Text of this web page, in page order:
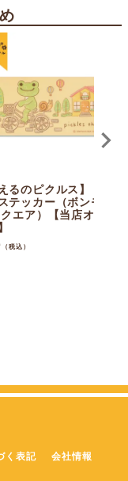
るのピクルス】トラ
テッカー（ボンモモ
エア）【当店オリジ
（税込）
く表記
会社情報